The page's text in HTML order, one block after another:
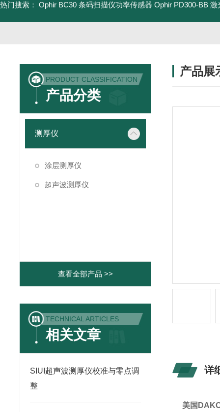
热门搜索： Ophir BC30 条码扫描仪功率传感器 Ophir PD300-BB
PRODUCT CLASSIFICATION
产品分类
测厚仪
涂层测厚仪
超声波测厚仪
查看全部产品 >>
TECHNICAL ARTICLES
相关文章
SIUI超声波测厚仪校准与零点调
整
产品展
详
美国